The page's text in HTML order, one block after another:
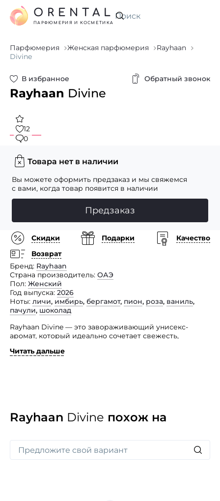
Искать
ORENTAL
ПАРФЮМЕРИЯ И КОСМЕТИКА
Парфюмерия Женская парфюмерия
Rayhaan
Divine
В избранное Обратный звонок
Rayhaan Divine
12
0
Товара нет в наличии
Вы можете оформить предзаказ и мы свяжемся
с вами, когда товар появится в наличии
Предзаказ
Скидки Подарки
Качество
Возврат
Бренд Rayhaan
Страна производитель ОАЭ
Пол Женский
Год выпуска 2026
Ноты личи, имбирь, бергамот, пион, роза, ваниль,
пачули, шоколад
Rayhaan Divine — это завораживающий унисекс-
аромат, который идеально сочетает свежесть,
взрыва личи, бергамота и имбиря, он создает живое
оставляя теплый и неотразимый след, который
прекрасно остается на коже. Это идеальный выбор
ароматы, способные подчеркнуть индивидуальность
и привлечь восхищенные взгляды окружающих.
Читать дальше
Rayhaan Divine похож на